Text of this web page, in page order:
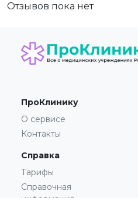
Отзывов пока нет
ПроКлинику
О сервисе
Контакты
Справка
Тарифы
Справочная